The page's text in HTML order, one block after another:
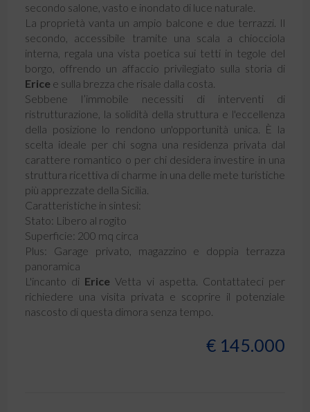
secondo salone, vasto e inondato di luce naturale.
La proprietà vanta un ampio balcone e due terrazzi. Il
secondo, accessibile tramite una scala a chiocciola
interna, regala una vista poetica sui tetti in tegole del
borgo, offrendo un affaccio privilegiato sulla storia di
Erice e sulla brezza che risale dalla costa.
​Sebbene l’immobile necessiti di interventi di
ristrutturazione, la solidità della struttura e l'eccellenza
della posizione lo rendono un'opportunità unica. È la
scelta ideale per chi sogna una residenza privata dal
carattere romantico o per chi desidera investire in una
struttura ricettiva di charme in una delle mete turistiche
più apprezzate della Sicilia.
​Caratteristiche in sintesi:
​Stato: Libero al rogito
​Superficie: 200 mq circa
​Plus: Garage privato, magazzino e doppia terrazza
panoramica
​L'incanto di Erice Vetta vi aspetta. Contattateci per
richiedere una visita privata e scoprire il potenziale
nascosto di questa dimora senza tempo.
€ 145.000